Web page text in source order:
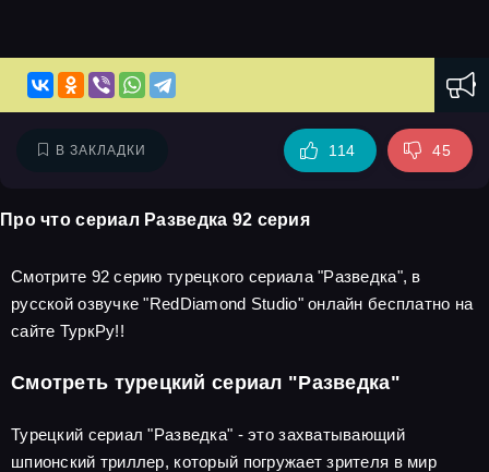
В ЗАКЛАДКИ 114 45
Про что сериал Разведка 92 серия
Смотрите 92 серию турецкого сериала "Разведка", в
русской озвучке "RedDiamond Studio" онлайн бесплатно на
сайте ТуркРу!!
Смотреть турецкий сериал "Разведка"
Турецкий сериал "Разведка" - это захватывающий
шпионский триллер, который погружает зрителя в мир